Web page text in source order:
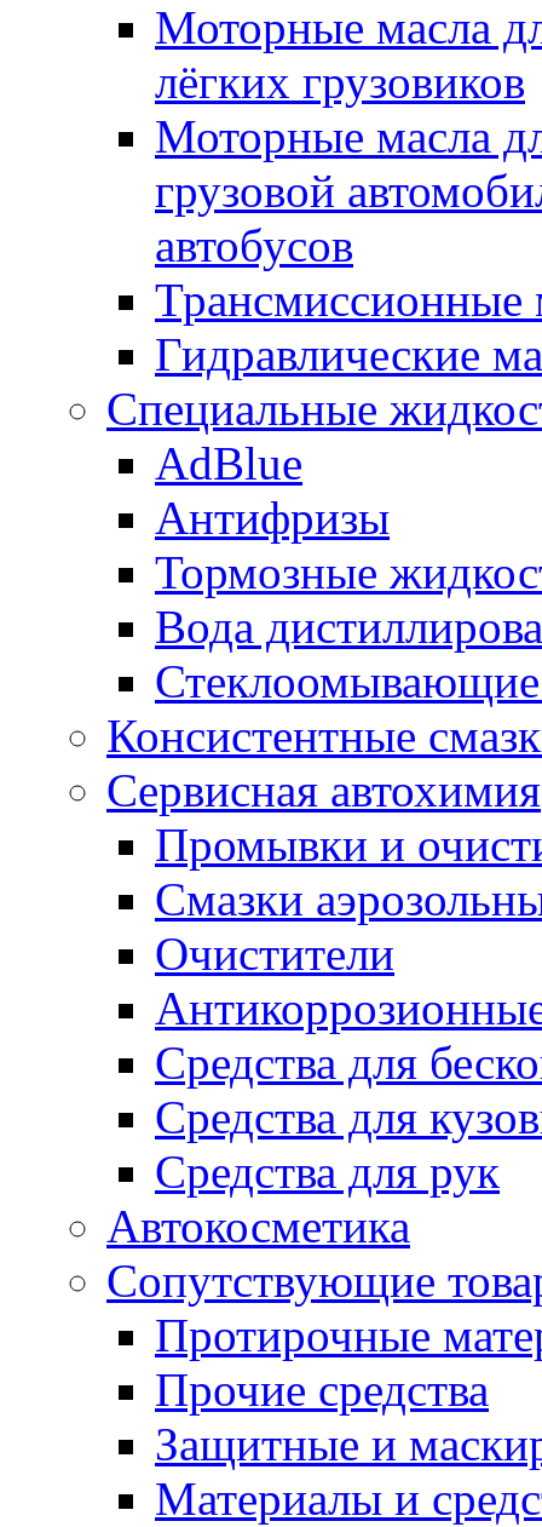
Моторные масла
лёгких грузовиков
Моторные масла
грузовой
автобусов
Трансмиссионные
Гидравлические
Специальные
AdBlue
Антифризы
Тормозные
Вода
Консистентные
Сервисная автохимия
Промывки и
Смазки
Очистители
Средства для
Средства для
Средства для рук
Автокосметика
Сопутствующие
Протирочные
Прочие средства
Защитные и
Материалы и